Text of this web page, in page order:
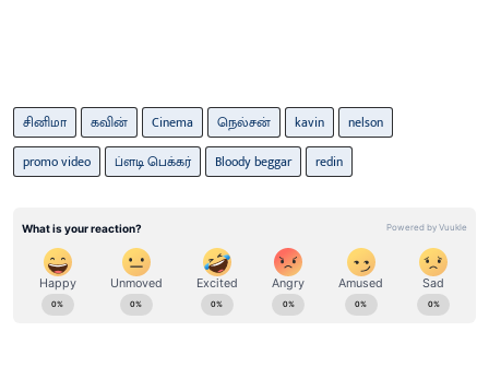
சினிமா கவின் Cinema நெல்சன் kavin
nelson
promo video
ப்ளடி பெக்கர் Bloody beggar redin